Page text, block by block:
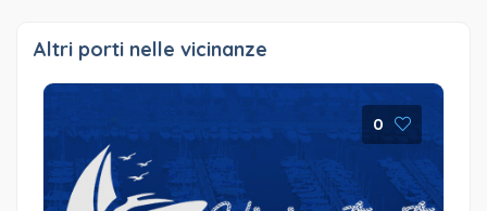
Altri porti nelle vicinanze
0